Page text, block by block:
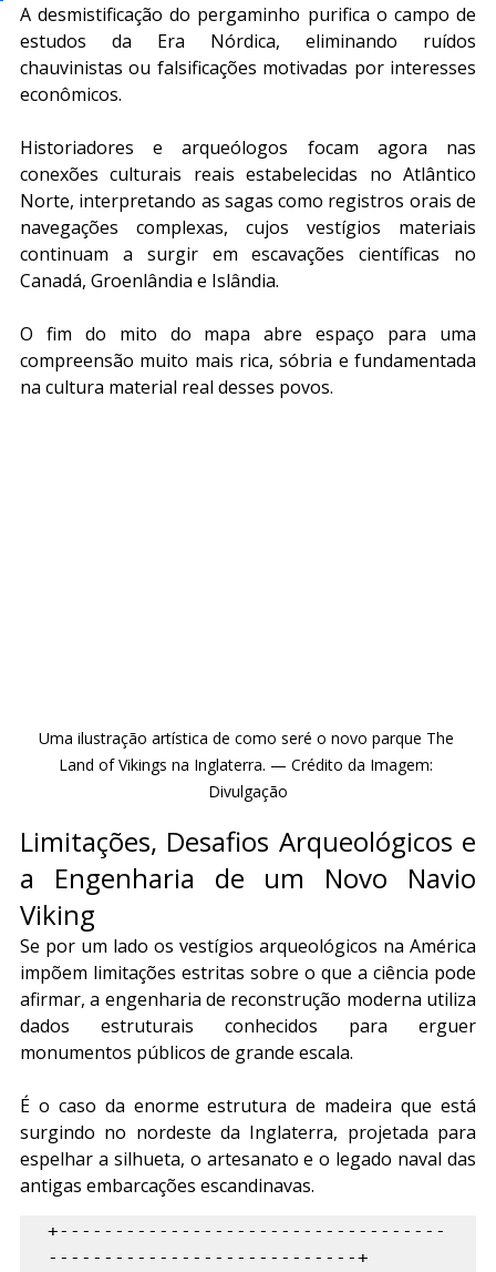
A desmistificação do pergaminho purifica o campo de
estudos da Era Nórdica, eliminando ruídos
chauvinistas ou falsificações motivadas por interesses
econômicos.
Historiadores e arqueólogos focam agora nas
conexões culturais reais estabelecidas no Atlântico
Norte, interpretando as sagas como registros orais de
navegações complexas, cujos vestígios materiais
continuam a surgir em escavações científicas no
Canadá, Groenlândia e Islândia.
O fim do mito do mapa abre espaço para uma
compreensão muito mais rica, sóbria e fundamentada
na cultura material real desses povos.
Uma ilustração artística de como seré o novo parque The
Land of Vikings na Inglaterra. — Crédito da Imagem:
Divulgação
Limitações, Desafios Arqueológicos e
a Engenharia de um Novo Navio
Viking
Se por um lado os vestígios arqueológicos na América
impõem limitações estritas sobre o que a ciência pode
afirmar, a engenharia de reconstrução moderna utiliza
dados estruturais conhecidos para erguer
monumentos públicos de grande escala.
É o caso da enorme estrutura de madeira que está
surgindo no nordeste da Inglaterra, projetada para
espelhar a silhueta, o artesanato e o legado naval das
antigas embarcações escandinavas.
+-----------------------------------
----------------------------+